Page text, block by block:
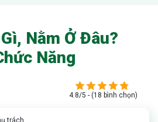
Nằm Ở Đâu?
Năng
4.8/5 - (18 bình chọn)
trách